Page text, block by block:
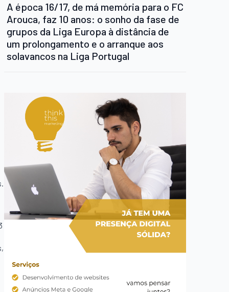
A época 16/17, de má memória para o FC
Arouca, faz 10 anos: o sonho da fase de
grupos da Liga Europa à distância de
um prolongamento e o arranque aos
solavancos na Liga Portugal